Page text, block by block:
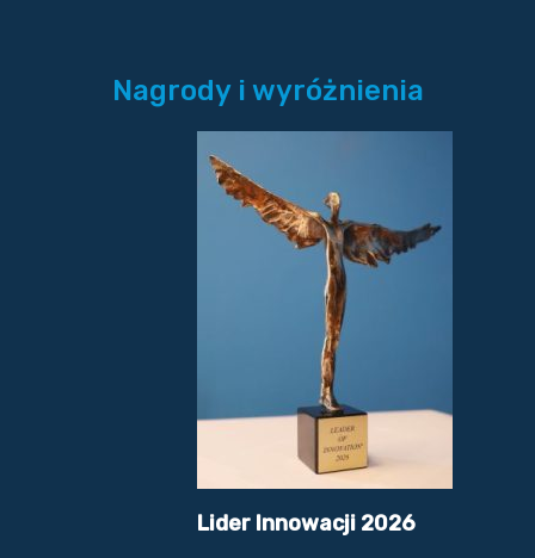
Nagrody i wyróżnienia
Lider Innowacji 2026